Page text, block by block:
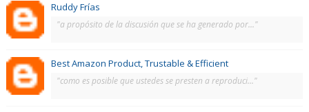
Ruddy Frías
"a propósito de la discusión que se ha generado por..."
Best Amazon Product, Trustable & Efficient
"como es posible que ustedes se presten a reproduci..."